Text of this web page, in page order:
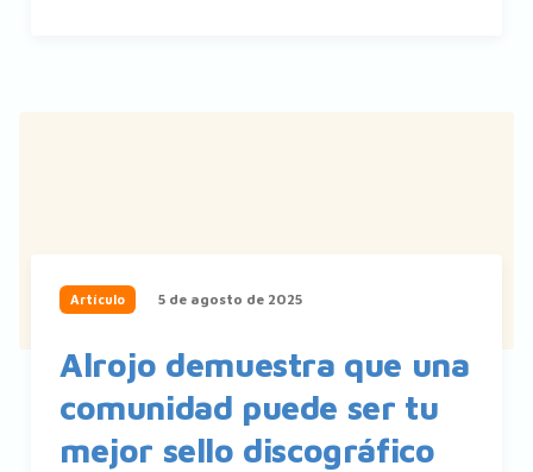
Artículo 5 de agosto de 2025
Alrojo demuestra que una
comunidad puede ser tu
mejor sello discográfico